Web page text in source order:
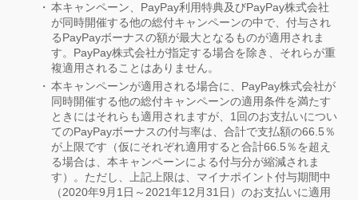
本キャンペーン、PayPay利用特典及びPayPay株式会社
が同時開催する他の総付キャンペーンの中で、付与され
るPayPayボーナスの額が最大となるものが適用されま
す。PayPay株式会社が指定する場合を除き、それらが重
複適用されることはありません。
本キャンペーンが適用される場合に、PayPay株式会社が
同時開催する他の総付キャンペーンの適用条件を満たす
ときにはそれらも適用されますが、1回のお支払いについ
てのPayPayボーナスの付与率は、合計で支払額の66.5％
が上限です（仮にそれぞれ適用すると合計66.5％を超え
る場合は、本キャンペーンによる付与分が縮減されま
す）。ただし、上記上限は、マイナポイント付与期間中
（2020年9月1日～2021年12月31日）のお支払いに適用